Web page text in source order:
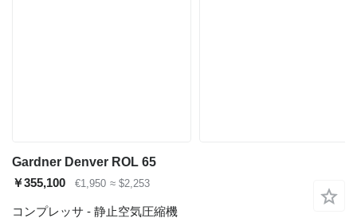
Gardner Denver ROL 65
￥355,100
€1,950 ≈ $2,253
コンプレッサ - 静止空気圧縮機